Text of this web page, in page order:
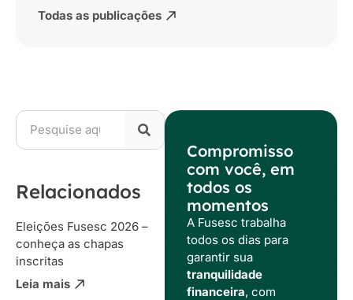
Todas as publicações
Relacionados
Eleições Fusesc 2026 –
conheça as chapas
inscritas
Leia mais
Compromisso
com você, em
todos os
momentos
A Fusesc trabalha
todos os dias para
garantir sua
tranquilidade
financeira, com